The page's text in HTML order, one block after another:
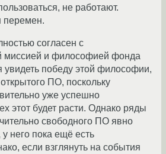
не работают.
перемен.
согласен с
миссией и философией фонда
увидеть победу этой философии,
ПО, поскольку
уже успешно
этот будет расти. Однако ряды
свободного ПО явно
него пока ещё есть
если взглянуть на события